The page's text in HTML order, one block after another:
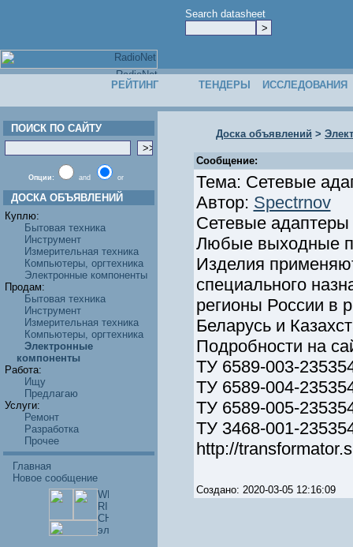
Search datasheet
РЕЙТИНГ ТЕНДЕРЫ ИССЛЕДОВАНИЯ
ПОИСК ПО САЙТУ
Опции: and or
ДОСКА ОБЪЯВЛЕНИЙ
Куплю:
Бытовая техника
Инструмент
Измерительная техника
Компьютеры, оргтехника
Электронные компоненты
Продам:
Бытовая техника
Инструмент
Измерительная техника
Компьютеры, оргтехника
Электронные
компоненты
Работа:
Ищу
Предлагаю
Услуги:
Ремонт
Разработка
Прочее
Главная
Новое сообщение
Доска объявлений >
Сообщение:
Тема: Сетевые
Автор: Spectrnov
Сетевые адаптеры
Любые выходные
Изделия
специального
регионы России в
Беларусь и
Подробности на
ТУ 6589-003-
ТУ 6589-004-
ТУ 6589-005-
ТУ 3468-001-
http://
Создано: 2020-03-05 12:16:09